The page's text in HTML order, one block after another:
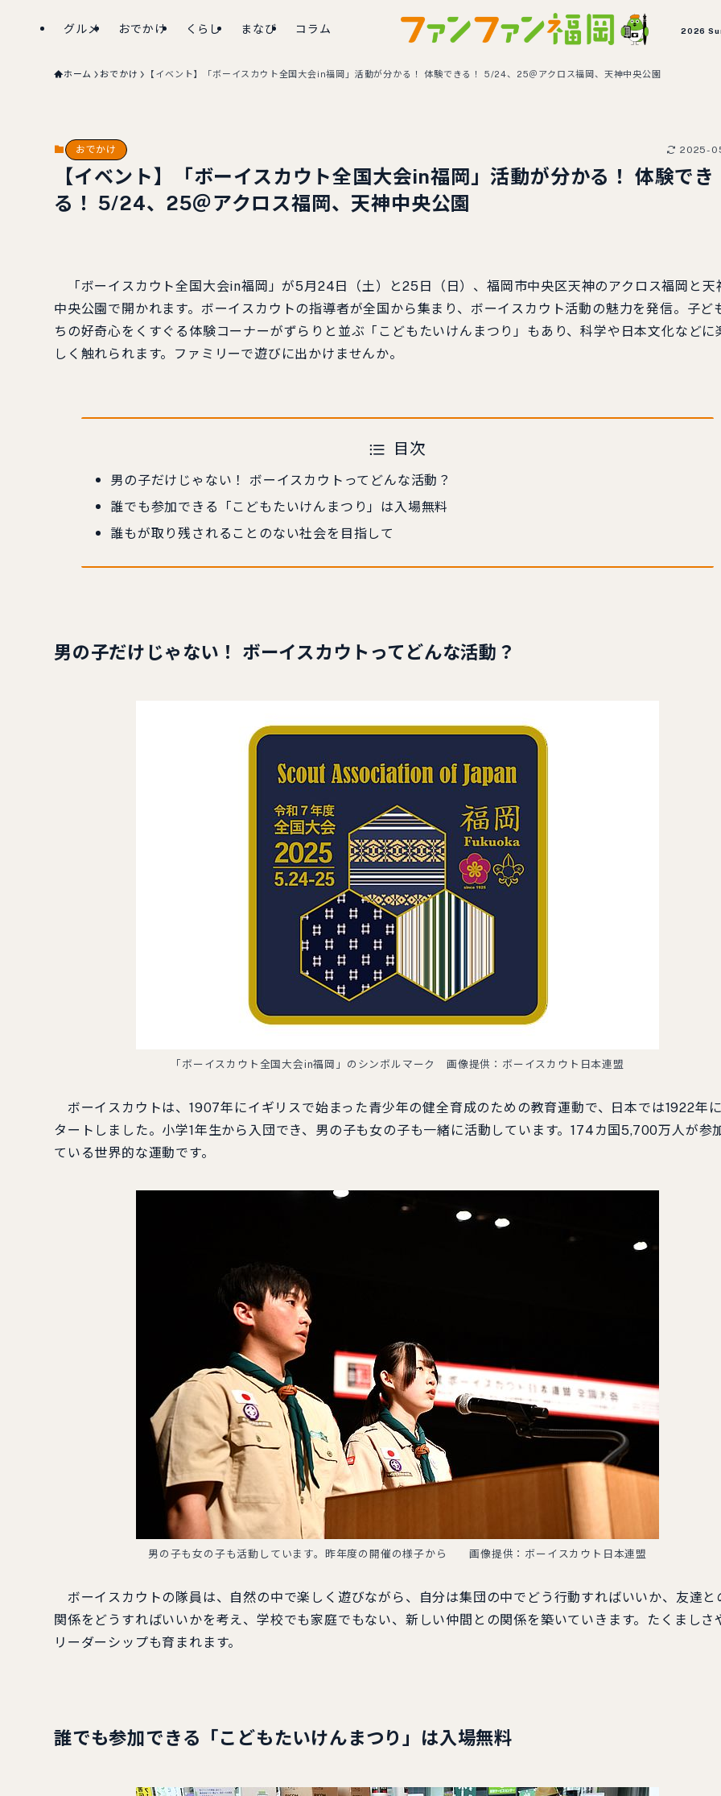
グルメ おでかけ くらし まなび コラム 2026
ホーム おでかけ 【イベント】「ボーイスカウト全国大会in福岡」活動が分かる！ 体験できる！ 5/24、25＠アクロス福岡、天神中央公園
おでかけ 2025-
【イベント】「ボーイスカウト全国大会in福岡」活動が分かる！ 体験でき
る！ 5/24、25＠アクロス福岡、天神中央公園
「ボーイスカウト全国大会in福岡」が5月24日（土）と25日（日）、福岡市中央区天神のアクロス福岡と天
中央公園で開かれます。ボーイスカウトの指導者が全国から集まり、ボーイスカウト活動の魅力を発信。子ど
ちの好奇心をくすぐる体験コーナーがずらりと並ぶ「こどもたいけんまつり」もあり、科学や日本文化などに
しく触れられます。ファミリーで遊びに出かけませんか。
目次
男の子だけじゃない！ ボーイスカウトってどんな活動？
誰でも参加できる「こどもたいけんまつり」は入場無料
誰もが取り残されることのない社会を目指して
男の子だけじゃない！ ボーイスカウトってどんな活動？
「ボーイスカウト全国大会in福岡」のシンボルマーク 画像提供：ボーイスカウト日本連盟
ボーイスカウトは、1907年にイギリスで始まった青少年の健全育成のための教育運動で、日本では1922年
タートしました。小学1年生から入団でき、男の子も女の子も一緒に活動しています。174カ国5,700万人が参
ている世界的な運動です。
男の子も女の子も活動しています。昨年度の開催の様子から 画像提供：ボーイスカウト日本連盟
ボーイスカウトの隊員は、自然の中で楽しく遊びながら、自分は集団の中でどう行動すればいいか、友達と
関係をどうすればいいかを考え、学校でも家庭でもない、新しい仲間との関係を築いていきます。たくましさ
リーダーシップも育まれます。
誰でも参加できる「こどもたいけんまつり」は入場無料